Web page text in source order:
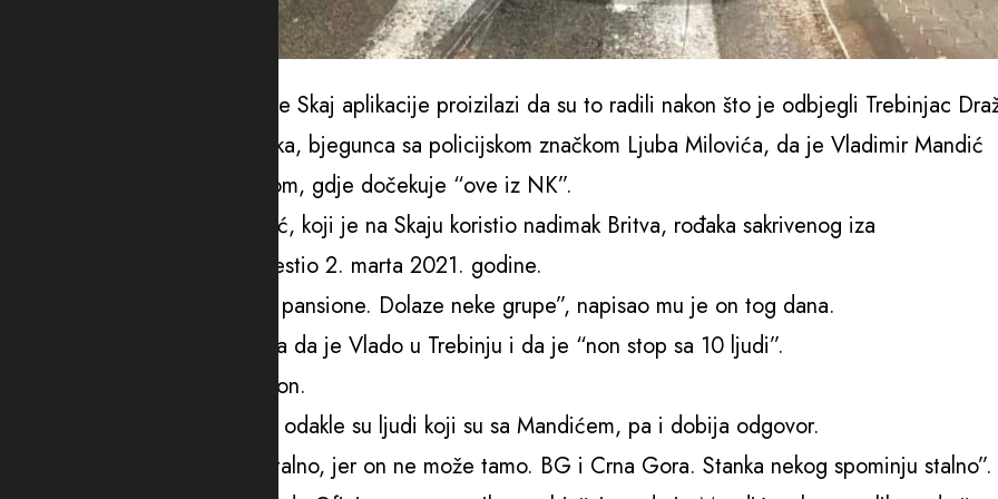
Iz prepiski sa nekada zaštićene Skaj aplikacije proizilazi da su to radili nakon što je odbjegli Trebinjac
Milović obavijestio svog rođaka, bjegunca sa policijskom značkom Ljuba Milovića, da je Vladimir Mandić
non-stop u gradu pod Leotarom, gdje dočekuje “ove iz NK”.
Trebinjski frizer Dražen Milović, koji je na Skaju koristio nadimak Britva, rođaka sakrivenog iza
nadimka Oficir o tome je izvjestio 2. marta 2021. godine.
“Mandić plaća ručkove, pune pansione. Dolaze neke grupe”, napisao mu je on tog dana.
Dva dana kasnije izvještava ga da je Vlado u Trebinju i da je “non stop sa 10 ljudi”.
“Ovaj moj je blizu njih”, piše on.
Njegovog rođaka je zanimalo odakle su ljudi koji su sa Mandićem, pa i dobija odgovor.
“Čekaju ove iz NK i dolaze stalno, jer on ne može tamo. BG i Crna Gora. Stanka nekog spominju stalno”.